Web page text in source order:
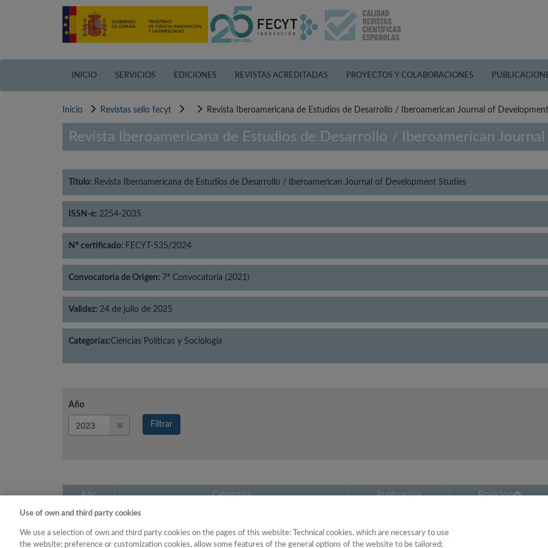
INICIO SERVICIOS EDICIONES REVISTAS ACREDITADAS PROYECTOS Y COLABORACIONES
Inicio Revistas sello fecyt Revista Iberoamericana de Estudios de Desarrollo / Iberoamerican Journal of
Revista Iberoamericana de Estudios de Desarrollo / Iberoamerican
Título: Revista Iberoamericana de Estudios de Desarrollo / Iberoamerican Journal of Development Studies
ISSN-e: 2254-2035
Nº certificado: FECYT-535/2024
Convocatoria de Origen: 7ª Convocatoria (2021)
Validez: 24 de julio de 2025
Categorías:Ciencias Políticas y Sociología
Año
Filtrar
Año Categoría Puntuación Posición
2023
Use of own and third party cookies
We use a selection of own and third party cookies on the pages of this website: Technical cookies, which are necessary to use
the website; preference or customization cookies, allow some features of the general options of the website to be tailored;